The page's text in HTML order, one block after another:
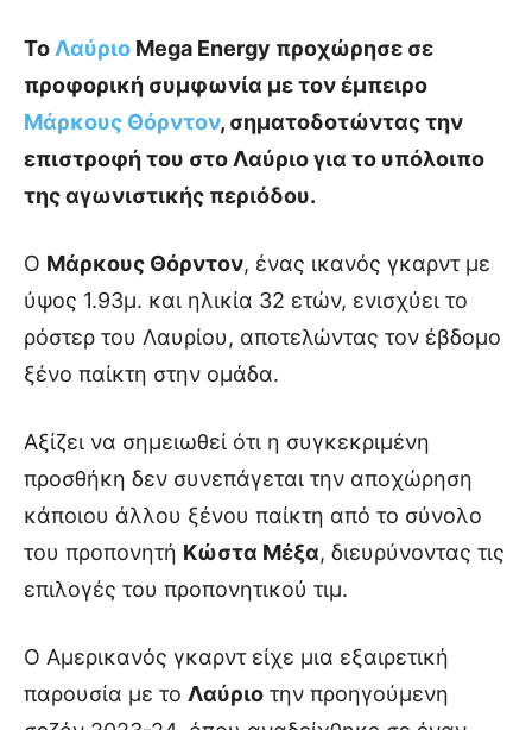
Το Λαύριο Mega Energy προχώρησε σε
προφορική συμφωνία με τον έμπειρο
Μάρκους Θόρντον, σηματοδοτώντας την
επιστροφή του στο Λαύριο για το υπόλοιπο
της αγωνιστικής περιόδου.
Ο Μάρκους Θόρντον, ένας ικανός γκαρντ με
ύψος 1.93μ. και ηλικία 32 ετών, ενισχύει το
ρόστερ του Λαυρίου, αποτελώντας τον έβδομο
ξένο παίκτη στην ομάδα.
Αξίζει να σημειωθεί ότι η συγκεκριμένη
προσθήκη δεν συνεπάγεται την αποχώρηση
κάποιου άλλου ξένου παίκτη από το σύνολο
του προπονητή Κώστα Μέξα, διευρύνοντας τις
επιλογές του προπονητικού τιμ.
Ο Αμερικανός γκαρντ είχε μια εξαιρετική
παρουσία με το Λαύριο την προηγούμενη